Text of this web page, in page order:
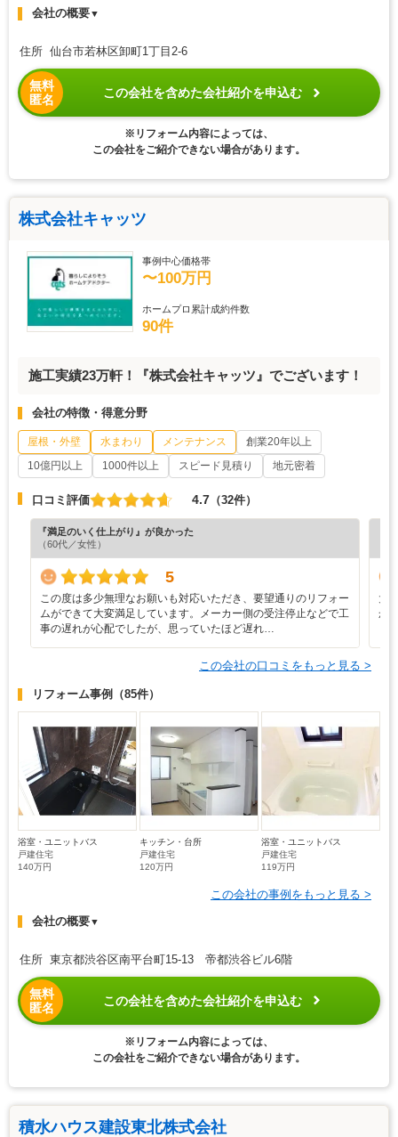
会社の概要▼
住所 仙台市若林区卸町1丁目2-6
無料
匿名
この会社を含めた会社紹介を申込む
※リフォーム内容によっては、
この会社をご紹介できない場合があります。
株式会社キャッツ
事例中心価格帯
〜100万円
ホームプロ累計成約件数
90件
施工実績23万軒！『株式会社キャッツ』でございます！
会社の特徴・得意分野
屋根・外壁 水まわり メンテナンス
創業20年以上
10億円以上
1000件以上 スピード見積り 地元密着
口コミ評価 4.7 （32件）
『満足のいく仕上がり』が良かった
（60代／女性）
5
この度は多少無理なお願いも対応いただき、要望通りのリフォー
ムができて大変満足しています。メーカー側の受注停止などで工
事の遅れが心配でしたが、思っていたほど遅れ…
大
か
この会社の口コミをもっと見る >
リフォーム事例 （85件）
浴室・ユニットバス
戸建住宅
140万円
キッチン・台所
戸建住宅
120万円
浴室・ユニットバス
戸建住宅
119万円
この会社の事例をもっと見る >
会社の概要▼
住所 東京都渋谷区南平台町15-13 帝都渋谷ビル6階
無料
匿名
この会社を含めた会社紹介を申込む
※リフォーム内容によっては、
この会社をご紹介できない場合があります。
積水ハウス建設東北株式会社